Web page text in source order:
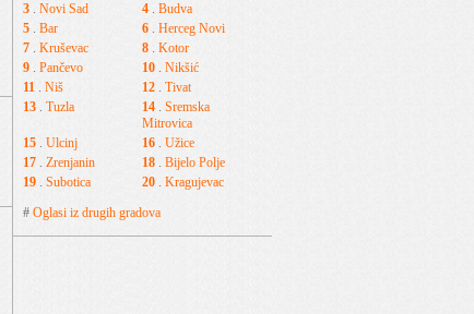
3 . Novi Sad 4 . Budva
5 . Bar 6 . Herceg Novi
7 . Kruševac 8 . Kotor
9 . Pančevo 10 . Nikšić
11 . Niš 12 . Tivat
13 . Tuzla 14 . Sremska
Mitrovica
15 . Ulcinj 16 . Užice
17 . Zrenjanin 18 . Bijelo Polje
19 . Subotica 20 . Kragujevac
# Oglasi iz drugih gradova